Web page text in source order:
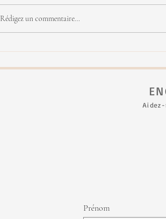
Yannick Rieu en concert
Rédigez un commentaire...
Prénom